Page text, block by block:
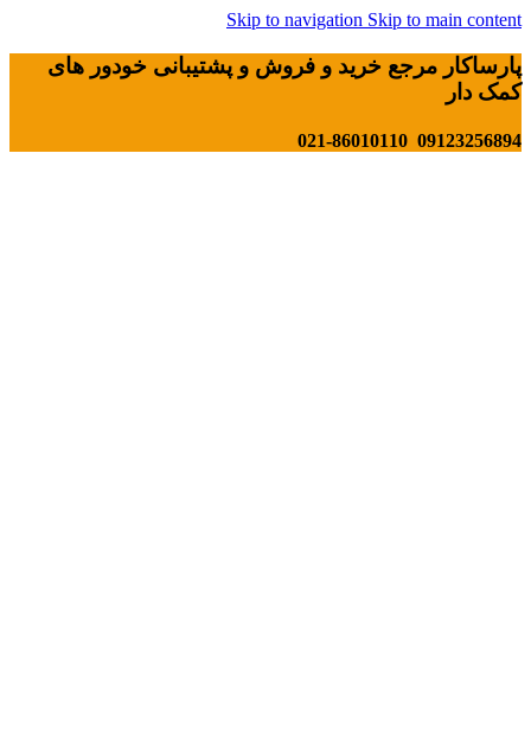
Skip to navigation Skip to main content
پارساکار مرجع خرید و فروش و پشتیبانی خودور های
کمک دار
09123256894 021-86010110